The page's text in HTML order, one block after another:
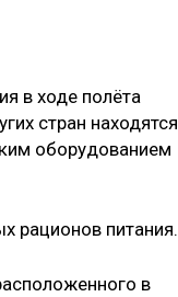
в ходе полёта
стран находятся
оборудованием
рационов питания.
в